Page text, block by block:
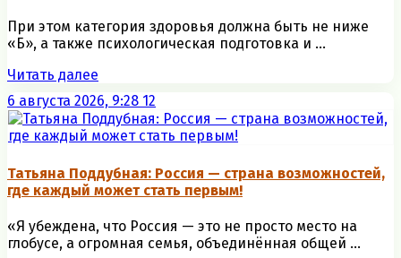
При этом категория здоровья должна быть не ниже
«Б», а также психологическая подготовка и ...
Читать далее
6 августа 2026, 9:28 12
Татьяна Поддубная: Россия — страна возможностей,
где каждый может стать первым!
«Я убеждена, что Россия — это не просто место на
глобусе, а огромная семья, объединённая общей ...